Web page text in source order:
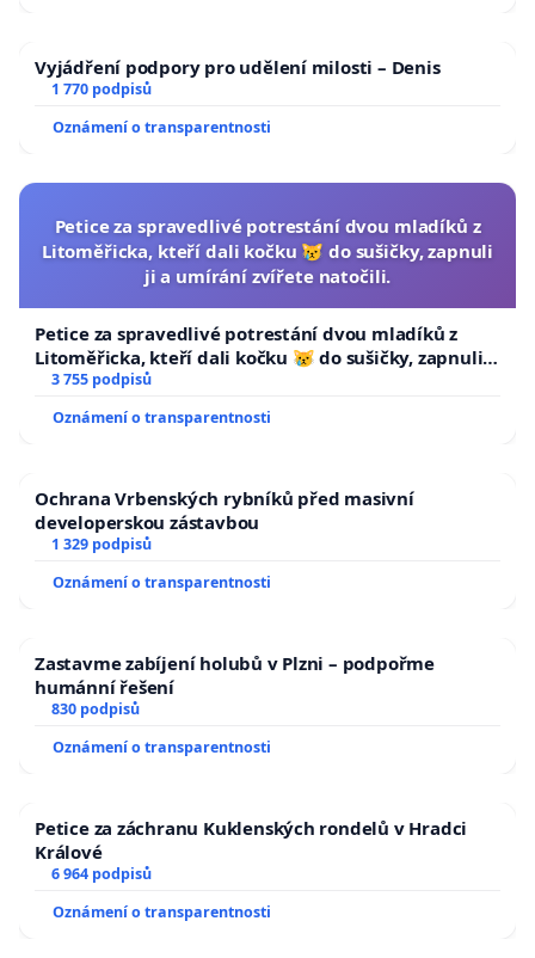
Vyjádření podpory pro udělení milosti – Denis
1 770 podpisů
Oznámení o transparentnosti
Petice za spravedlivé potrestání dvou mladíků z
Litoměřicka, kteří dali kočku 😿 do sušičky, zapnuli
ji a umírání zvířete natočili.
Petice za spravedlivé potrestání dvou mladíků z
Litoměřicka, kteří dali kočku 😿 do sušičky, zapnuli ji
a umírání zvířete natočili.
3 755 podpisů
Oznámení o transparentnosti
Ochrana Vrbenských rybníků před masivní
developerskou zástavbou
1 329 podpisů
Oznámení o transparentnosti
Zastavme zabíjení holubů v Plzni – podpořme
humánní řešení
830 podpisů
Oznámení o transparentnosti
Petice za záchranu Kuklenských rondelů v Hradci
Králové
6 964 podpisů
Oznámení o transparentnosti